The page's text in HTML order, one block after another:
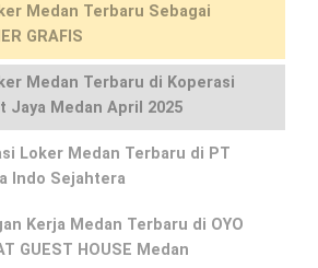
Medan Terbaru Sebagai
GRAFIS
Medan Terbaru di Koperasi
Jaya Medan April 2025
Loker Medan Terbaru di PT
Indo Sejahtera
Kerja Medan Terbaru di OYO
GUEST HOUSE Medan